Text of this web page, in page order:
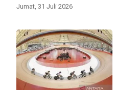
Jumat, 31 Juli 2026